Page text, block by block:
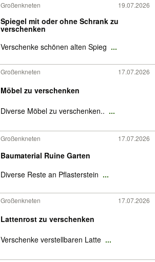
Großenkneten 19.07.2026
Spiegel mit oder ohne Schrank zu
verschenken
Verschenke schönen alten Spieg ...
Großenkneten 17.07.2026
Möbel zu verschenken
Diverse Möbel zu verschenken.. ...
Großenkneten 17.07.2026
Baumaterial Ruine Garten
Diverse Reste an Pflasterstein ...
Großenkneten 17.07.2026
Lattenrost zu verschenken
Verschenke verstellbaren Latte ...